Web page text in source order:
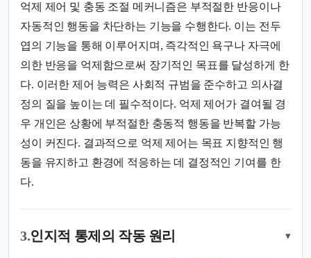
억제 제어 및 충동 조절 메커니즘은 부적절한 반응이나
자동적인 행동을 차단하는 기능을 수행한다. 이는 전두
엽의 기능을 통해 이루어지며, 즉각적인 욕구나 자극에
의한 반응을 억제함으로써 장기적인 목표를 달성하게 한
다. 이러한 제어 능력은 사회적 규범을 준수하고 의사결
정의 질을 높이는 데 필수적이다. 억제 제어가 결여될 경
우 개인은 상황에 부적절한 충동적 행동을 반복할 가능
성이 커진다. 결과적으로 억제 제어는 목표 지향적인 행
동을 유지하고 환경에 적응하는 데 결정적인 기여를 한
다.
3.인지적 통제의 작동 원리 ▾